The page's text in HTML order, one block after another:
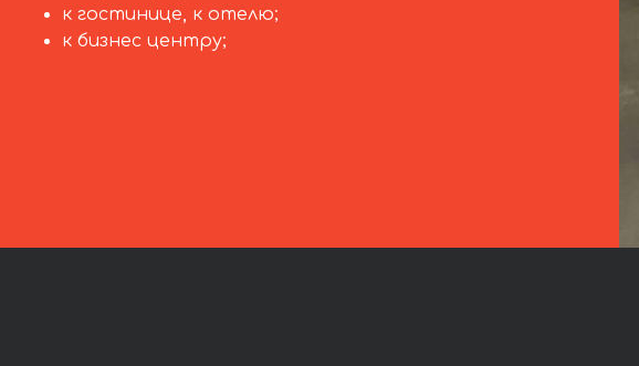
к гостинице, к отелю;
к бизнес центру;